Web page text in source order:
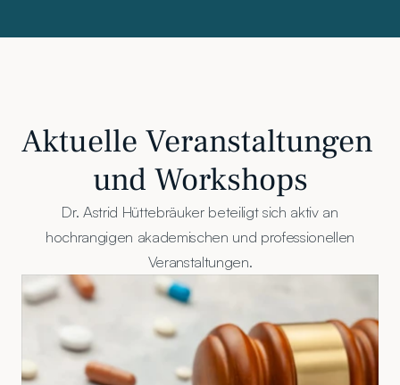
und Workshops
Dr. Astrid Hüttebräuker beteiligt sich aktiv an
hochrangigen akademischen und professionellen
Veranstaltungen.